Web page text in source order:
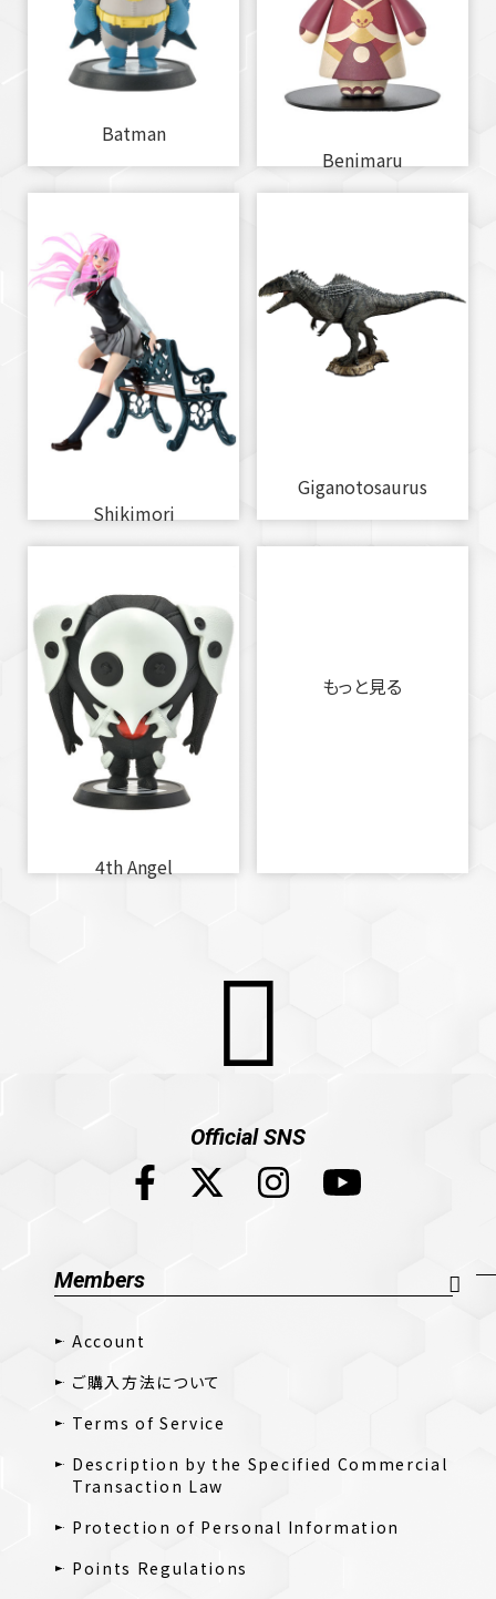
Batman
Benimaru
Shikimori
Giganotosaurus
4th Angel
もっと見る
Official SNS
Members
Account
ご購入方法について
Terms of Service
Description by the Specified Commercial
Transaction Law
Protection of Personal Information
Points Regulations